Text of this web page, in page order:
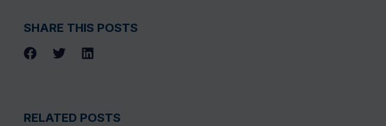
SHARE THIS POSTS
RELATED POSTS